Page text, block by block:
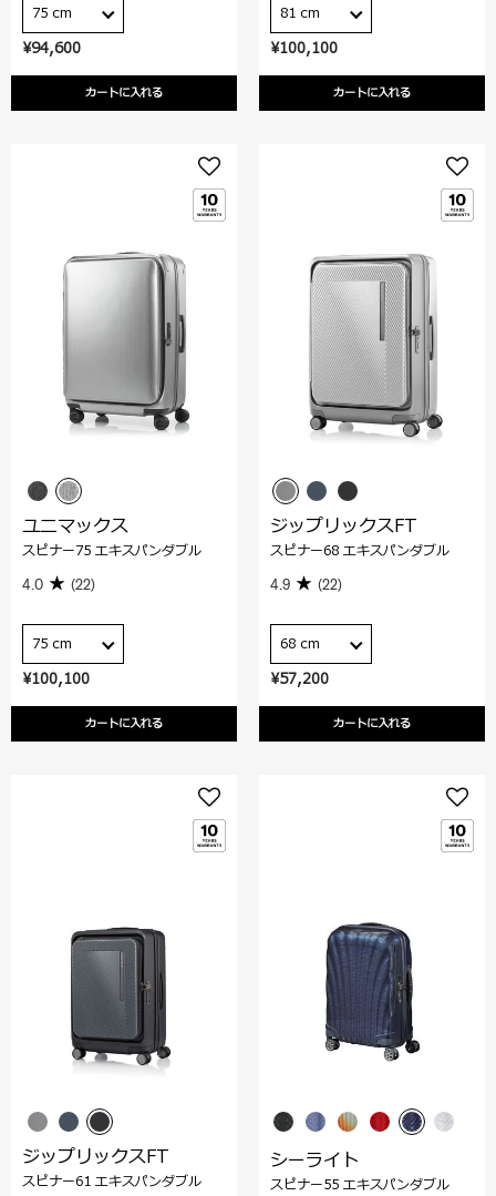
¥94,600
カートに入れる
75 cm
¥100,100
カートに入れる
81 cm
¥100,100
カートに入れる
ユニマックス
スピナー75 エキスパンダブル
4.0 (22)
75 cm
¥57,200
カートに入れる
ジップリックスFT
スピナー68 エキスパンダブル
4.9 (22)
68 cm
ジップリックスFT
スピナー61 エキスパンダブル
シーライト
スピナー55 エキスパンダブル